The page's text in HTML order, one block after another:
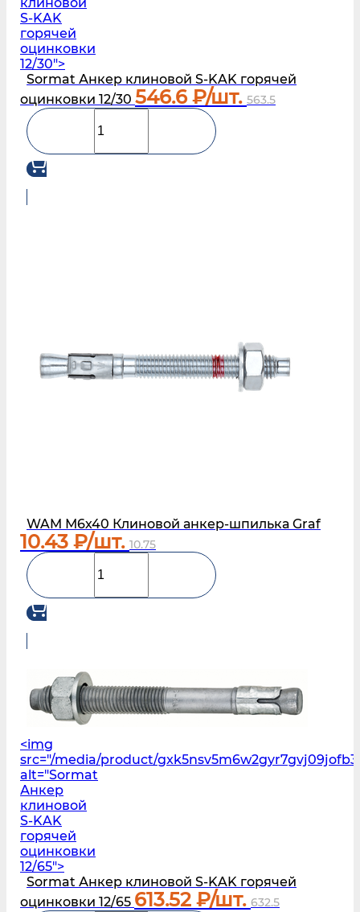
S‑KAK
горячей
оцинковки
12/30">
Sormat Анкер клиновой S‑KAK горячей
оцинковки 12/30 546.6₽/шт. 563.5
WAM М6х40 Клиновой анкер-шпилька Graf
10.43 ₽/шт. 10.75
<img
src="/media/product/
alt="Sormat
Анкер
клиновой
S‑KAK
горячей
оцинковки
12/65">
Sormat Анкер клиновой S‑KAK горячей
оцинковки 12/65 613.52 ₽/шт. 632.5